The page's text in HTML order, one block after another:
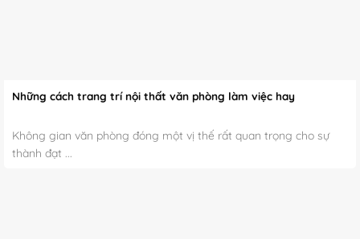
Những cách trang trí nội thất văn phòng làm việc hay
Không gian văn phòng đóng một vị thế rất quan trọng cho sự
thành đạt ...